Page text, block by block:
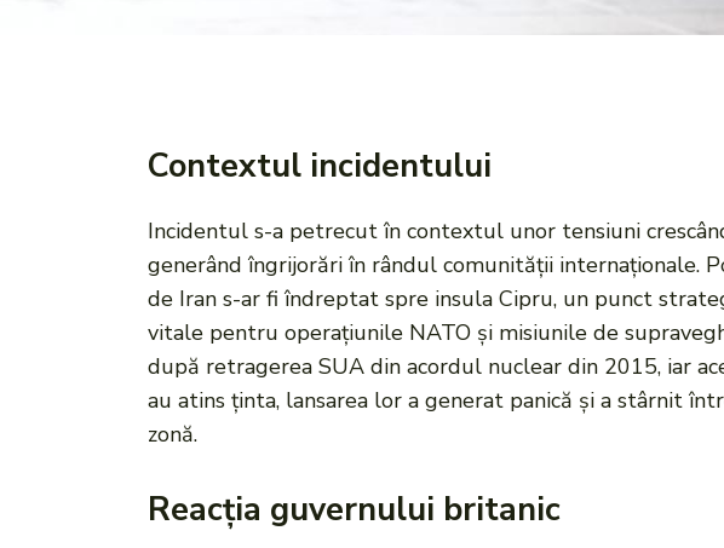
Contextul incidentului
Incidentul s-a petrecut în contextul unor tensiuni
generând îngrijorări în rândul comunității internaționale.
de Iran s-ar fi îndreptat spre insula Cipru, un punct
vitale pentru operațiunile NATO și misiunile de
după retragerea SUA din acordul nuclear din 2015, iar
au atins ținta, lansarea lor a generat panică și a stârnit
zonă.
Reacția guvernului britanic